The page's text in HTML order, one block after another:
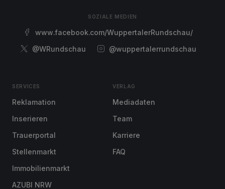
SOZIALE MEDIEN
www.facebook.com/WuppertalerRundschau/
@WRundschau
@wuppertalerrundschau
SERVICES
Reklamation
Inserieren
Trauerportal
Stellenmarkt
Immobilienmarkt
AZUBI NRW
VERLAG
Mediadaten
Team
Karriere
FAQ